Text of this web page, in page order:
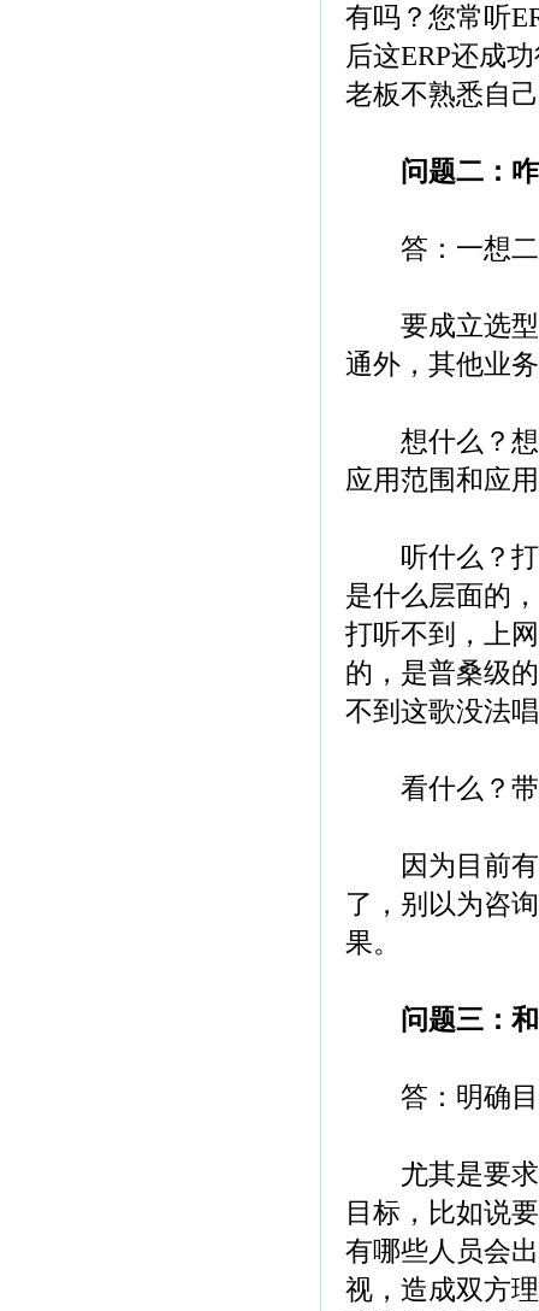
有吗？您常听
后这ERP还成
老板不熟悉自
问题二：
答：一想二
要成立选型
通外，其他业
想什么？想
应用范围和应
听什么？打
是什么层面的
打听不到，上
的，是普桑级
不到这歌没法
看什么？带
因为目前有
了，别以为咨
果。
问题三：
答：明确目
尤其是要求
目标，比如说
有哪些人员会
视，造成双方